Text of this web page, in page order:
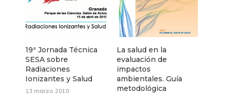
19ª Jornada Técnica
SESA sobre
Radiaciones
Ionizantes y Salud
13 marzo 2010
La salud en la
evaluación de
impactos
ambientales. Guía
metodológica